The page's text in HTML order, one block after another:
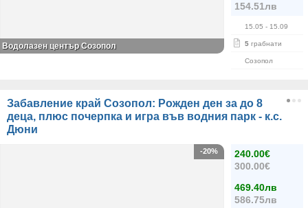
154.51лв
15.05 - 15.09
5 грабнати
Созопол
Водолазен център Созопол
Забавление край Созопол: Рожден ден за до 8
деца, плюс почерпка и игра във водния парк - к.с.
Дюни
240.00€
300.00€
469.40лв
586.75лв
-20%